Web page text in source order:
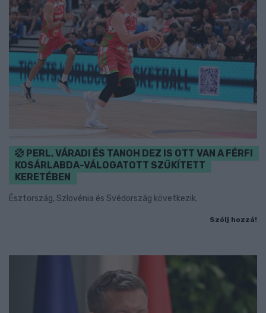
PERL, VÁRADI ÉS TANOH DEZ IS OTT VAN A FÉRFI
KOSÁRLABDA-VÁLOGATOTT SZŰKÍTETT
KERETÉBEN
Észtország, Szlovénia és Svédország következik.
Szólj hozzá!